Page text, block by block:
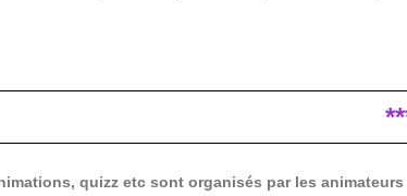
quizz etc sont organisés par les animateurs